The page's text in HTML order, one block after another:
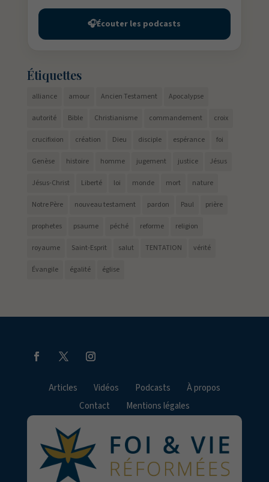
🎧Écouter les podcasts
Étiquettes
alliance amour Ancien Testament Apocalypse
autorité Bible Christianisme commandement croix
crucifixion création Dieu disciple espérance foi
Genèse histoire homme jugement justice Jésus
Jésus-Christ Liberté loi monde mort nature
Notre Père nouveau testament pardon Paul prière
prophetes psaume péché reforme religion
royaume Saint-Esprit salut TENTATION vérité
Évangile égalité église
Articles Vidéos Podcasts
À propos
Contact
Mentions légales